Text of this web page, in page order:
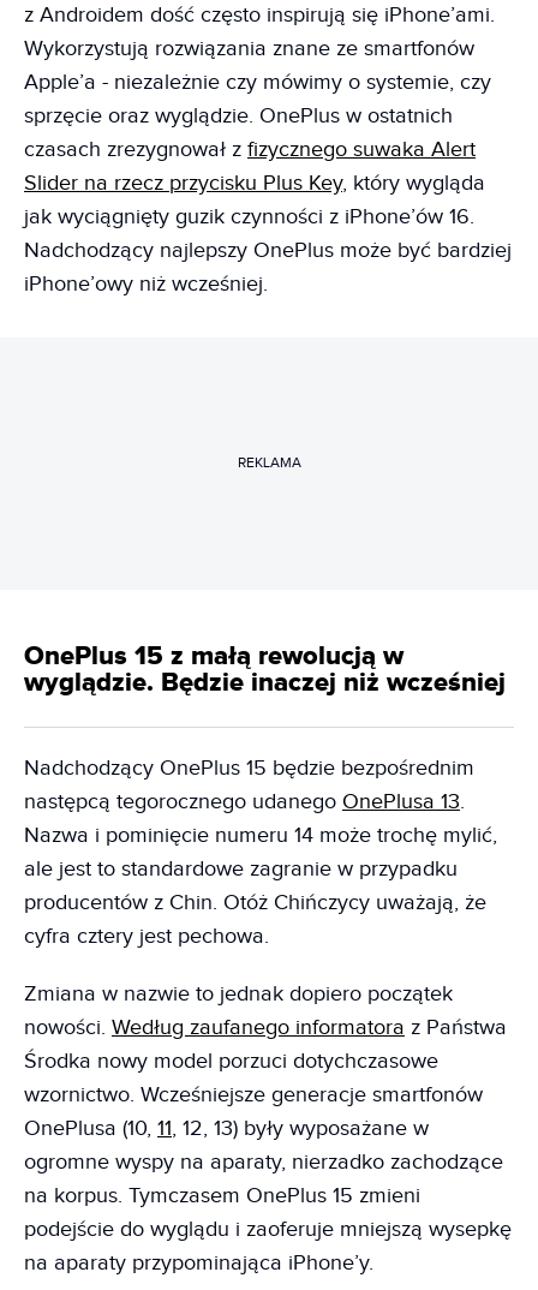
z Androidem dość często inspirują się iPhone’ami.
Wykorzystują rozwiązania znane ze smartfonów
Apple’a - niezależnie czy mówimy o systemie, czy
sprzęcie oraz wyglądzie. OnePlus w ostatnich
czasach zrezygnował z fizycznego suwaka Alert
Slider na rzecz przycisku Plus Key, który wygląda
jak wyciągnięty guzik czynności z iPhone’ów 16.
Nadchodzący najlepszy OnePlus może być bardziej
iPhone’owy niż wcześniej.
REKLAMA
OnePlus 15 z małą rewolucją w
wyglądzie. Będzie inaczej niż wcześniej
Nadchodzący OnePlus 15 będzie bezpośrednim
następcą tegorocznego udanego OnePlusa 13.
Nazwa i pominięcie numeru 14 może trochę mylić,
ale jest to standardowe zagranie w przypadku
producentów z Chin. Otóż Chińczycy uważają, że
cyfra cztery jest pechowa.
Zmiana w nazwie to jednak dopiero początek
nowości. Według zaufanego informatora z Państwa
Środka nowy model porzuci dotychczasowe
wzornictwo. Wcześniejsze generacje smartfonów
OnePlusa (10, 11, 12, 13) były wyposażane w
ogromne wyspy na aparaty, nierzadko zachodzące
na korpus. Tymczasem OnePlus 15 zmieni
podejście do wyglądu i zaoferuje mniejszą wysepkę
na aparaty przypominająca iPhone’y.